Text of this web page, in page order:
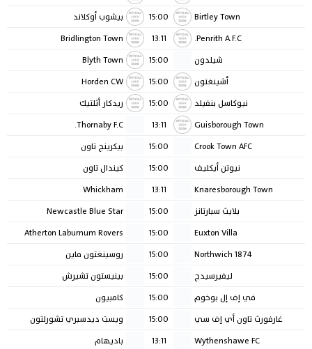
Birtley Town
15:00
بيشوب أوكلاند
Penrith A.F.C.
13:11
Bridlington Town
شيلدون
15:00
Blyth Town
أشينغتون
15:00
Horden CW
نيوكاسل بنفيلد
15:00
ريدكار أثلتيك
Guisborough Town
13:11
Thornaby F.C.
Crook Town AFC
15:00
بيكرينج تاون
نيوتن أيكليف
15:00
كيندال تاون
Knaresborough Town
13:11
Whickham
بلايث سبارتانز
15:00
Newcastle Blue Star
Euxton Villa
15:00
Atherton Laburnum Rovers
1874 Northwich
15:00
روسينغتون ماين
ليفيرسيدج
15:00
بينيستون تشيرش
في إف إل بوخوم
15:00
كامبيون
غارفورث تاون أي إف سي
15:00
ويست ديدسبري تشورلتون
Wythenshawe FC
13:11 باديهام